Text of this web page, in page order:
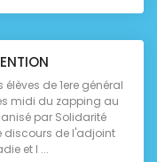
de 1ere général
midi du zapping au
par Solidarité
discours de l'adjoint
et l ...